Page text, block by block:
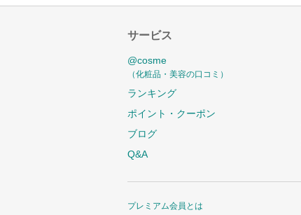
サービス
@cosme
（化粧品・美容の口コミ）
ランキング
ポイント・クーポン
ブログ
Q&A
プレミアム会員とは